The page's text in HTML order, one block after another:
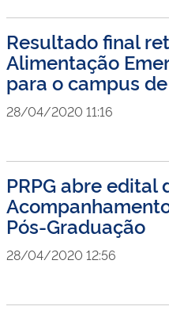
Resultado final
Alimentação
para o campus
28/04/2020 11:16
PRPG abre
Pós-Graduação
28/04/2020 12:56